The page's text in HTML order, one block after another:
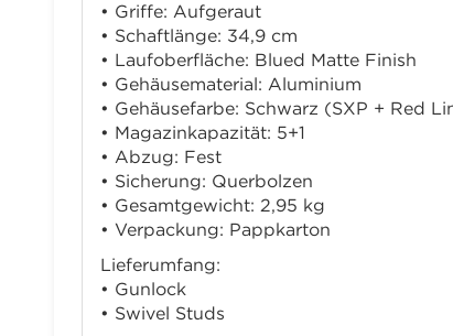
• Griffe: Aufgeraut
• Schaftlänge: 34,9 cm
• Laufoberfläche: Blued Matte Finish
• Gehäusematerial: Aluminium
• Gehäusefarbe: Schwarz (SXP + Red
• Magazinkapazität: 5+1
• Abzug: Fest
• Sicherung: Querbolzen
• Gesamtgewicht: 2,95 kg
• Verpackung: Pappkarton
Lieferumfang:
• Gunlock
• Swivel Studs